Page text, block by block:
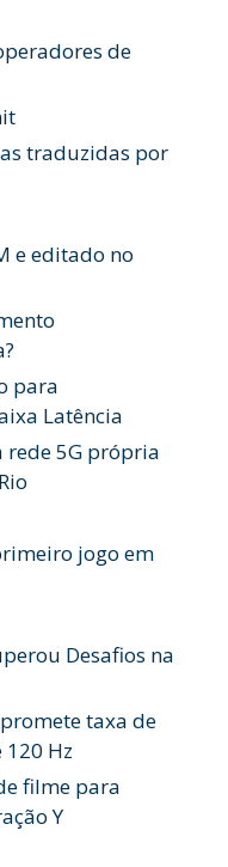
de
traduzidas por
e editado no
para
Latência
rede 5G própria
jogo em
Desafios na
taxa de
120 Hz
filme para
Y